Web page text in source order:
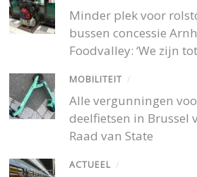
Minder plek voor
bussen concessie
Foodvalley: ‘We zijn
MOBILITEIT /
Alle vergunningen
deelfietsen in Brussel
Raad van State
ACTUEEL /